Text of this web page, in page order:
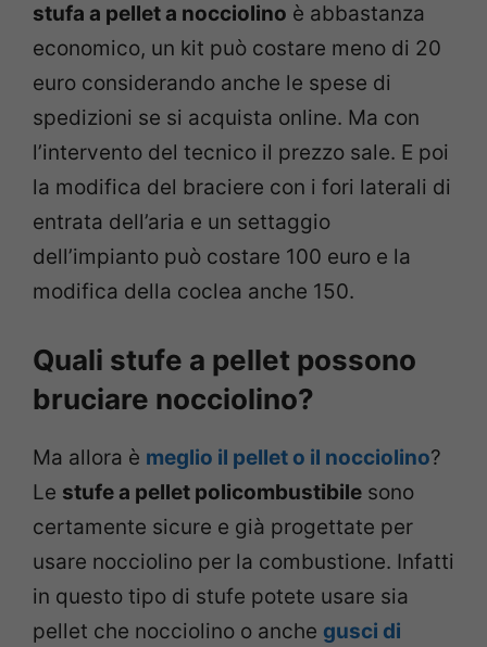
stufa a pellet a nocciolino è abbastanza
economico, un kit può costare meno di 20
euro considerando anche le spese di
spedizioni se si acquista online. Ma con
l’intervento del tecnico il prezzo sale. E poi
la modifica del braciere con i fori laterali di
entrata dell’aria e un settaggio
dell’impianto può costare 100 euro e la
modifica della coclea anche 150.
Quali stufe a pellet possono
bruciare nocciolino?
Ma allora è meglio il pellet o il nocciolino?
Le stufe a pellet policombustibile sono
certamente sicure e già progettate per
usare nocciolino per la combustione. Infatti
in questo tipo di stufe potete usare sia
pellet che nocciolino o anche gusci di